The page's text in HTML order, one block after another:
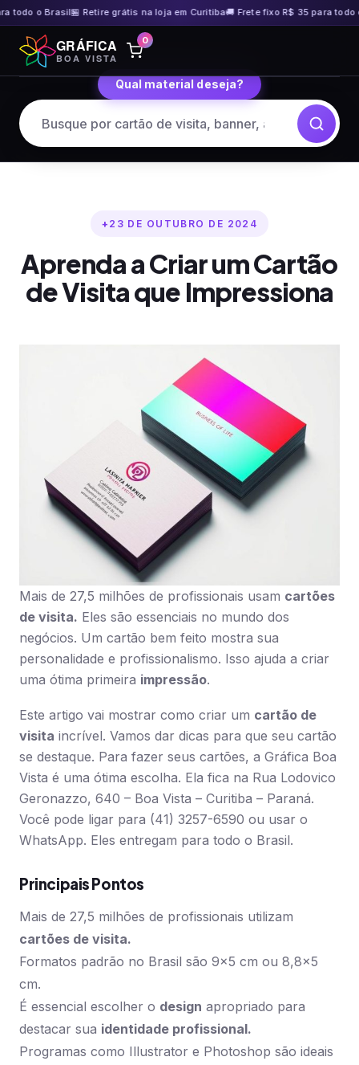
o Brasil🏪 Retire grátis na loja em Curitiba🚚 Frete fixo R$ 35 para todo o
Pular
para
o
GRÁFICA
BOA VISTA
0
Qual material deseja?
23 DE OUTUBRO DE 2024
Aprenda a Criar um Cartão
de Visita que Impressiona
Mais de 27,5 milhões de profissionais usam cartões
de visita. Eles são essenciais no mundo dos
negócios. Um cartão bem feito mostra sua
personalidade e profissionalismo. Isso ajuda a criar
uma ótima primeira impressão.
Este artigo vai mostrar como criar um cartão de
visita incrível. Vamos dar dicas para que seu cartão
se destaque. Para fazer seus cartões, a Gráfica Boa
Vista é uma ótima escolha. Ela fica na Rua Lodovico
Geronazzo, 640 – Boa Vista – Curitiba – Paraná.
Você pode ligar para (41) 3257-6590 ou usar o
WhatsApp. Eles entregam para todo o Brasil.
Principais Pontos
Mais de 27,5 milhões de profissionais utilizam
cartões de visita.
Formatos padrão no Brasil são 9×5 cm ou 8,8×5
cm.
É essencial escolher o design apropriado para
destacar sua identidade profissional.
Programas como Illustrator e Photoshop são ideais